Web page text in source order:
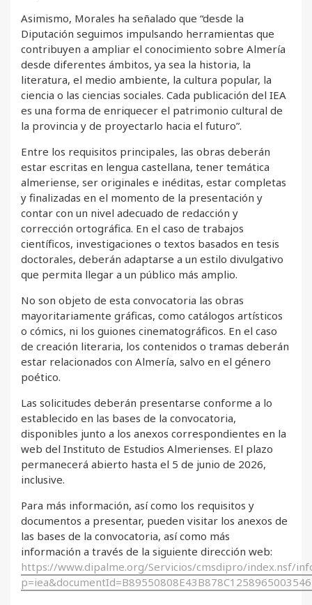
Asimismo, Morales ha señalado que “desde la
Diputación seguimos impulsando herramientas que
contribuyen a ampliar el conocimiento sobre Almería
desde diferentes ámbitos, ya sea la historia, la
literatura, el medio ambiente, la cultura popular, la
ciencia o las ciencias sociales. Cada publicación del IEA
es una forma de enriquecer el patrimonio cultural de
la provincia y de proyectarlo hacia el futuro”.
Entre los requisitos principales, las obras deberán
estar escritas en lengua castellana, tener temática
almeriense, ser originales e inéditas, estar completas
y finalizadas en el momento de la presentación y
contar con un nivel adecuado de redacción y
corrección ortográfica. En el caso de trabajos
científicos, investigaciones o textos basados en tesis
doctorales, deberán adaptarse a un estilo divulgativo
que permita llegar a un público más amplio.
No son objeto de esta convocatoria las obras
mayoritariamente gráficas, como catálogos artísticos
o cómics, ni los guiones cinematográficos. En el caso
de creación literaria, los contenidos o tramas deberán
estar relacionados con Almería, salvo en el género
poético.
Las solicitudes deberán presentarse conforme a lo
establecido en las bases de la convocatoria,
disponibles junto a los anexos correspondientes en la
web del Instituto de Estudios Almerienses. El plazo
permanecerá abierto hasta el 5 de junio de 2026,
inclusive.
Para más información, así como los requisitos y
documentos a presentar, pueden visitar los anexos de
las bases de la convocatoria, así como más
información a través de la siguiente dirección web:
https://www.dipalme.org/Servicios/cmsdipro/index.nsf/